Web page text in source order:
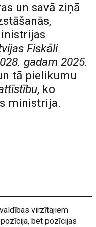
un savā ziņā
Fiskāli
gadam 2025.
tā pielikumu
, ko
ministrija.
virzītajiem
bet pozīcijas